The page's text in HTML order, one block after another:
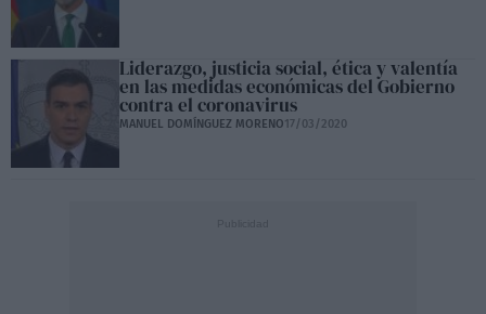
Liderazgo, justicia social, ética y valentía
en las medidas económicas del Gobierno
contra el coronavirus
MANUEL DOMÍNGUEZ MORENO17/03/2020